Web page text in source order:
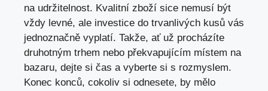
na udržitelnost. Kvalitní zboží sice nemusí být
vždy levné, ale investice do trvanlivých kusů vás
jednoznačně vyplatí. Takže, ať už procházíte
druhotným trhem nebo překvapujícím místem na
bazaru, dejte si čas a vyberte si s rozmyslem.
Konec konců, cokoliv si odnesete, by mělo